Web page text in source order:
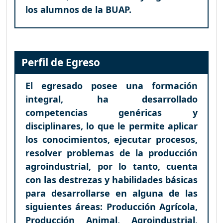
los alumnos de la BUAP.
Perfil de Egreso
El egresado posee una formación
integral, ha desarrollado
competencias genéricas y
disciplinares, lo que le permite aplicar
los conocimientos, ejecutar procesos,
resolver problemas de la producción
agroindustrial, por lo tanto, cuenta
con las destrezas y habilidades básicas
para desarrollarse en alguna de las
siguientes áreas: Producción Agrícola,
Producción Animal, Agroindustrial,